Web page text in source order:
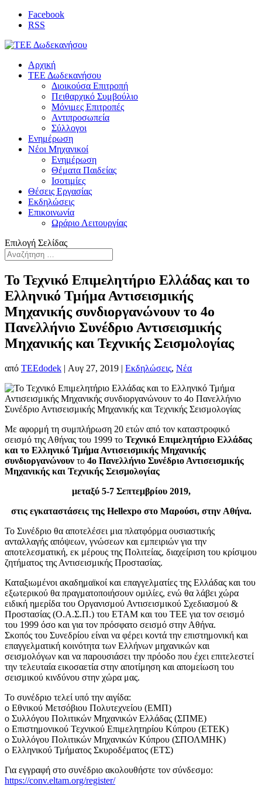
Facebook
RSS
Αρχική
ΤΕΕ Δωδεκανήσου
Διοικούσα Επιτροπή
Πειθαρχικό Συμβούλιο
Μόνιμες Επιτροπές
Αντιπροσωπεία
Σύλλογοι
Ενημέρωση
Νέοι Μηχανικοί
Ενημέρωση
Θέματα Παιδείας
Ισοτιμίες
Θέσεις Εργασίας
Εκδηλώσεις
Επικοινωνία
Ωράριο Λειτουργίας
Επιλογή Σελίδας
Το Τεχνικό Επιμελητήριο Ελλάδας και το
Ελληνικό Τμήμα Αντισεισμικής
Μηχανικής συνδιοργανώνουν το 4ο
Πανελλήνιο Συνέδριο Αντισεισμικής
Μηχανικής και Τεχνικής Σεισμολογίας
από TEEdodek | Αυγ 27, 2019 | Εκδηλώσεις, Νέα
Με αφορμή τη συμπλήρωση 20 ετών από τον καταστροφικό
σεισμό της Αθήνας του 1999 το Τεχνικό Επιμελητήριο Ελλάδας
και το Ελληνικό Τμήμα Αντισεισμικής Μηχανικής
συνδιοργανώνουν το 4ο Πανελλήνιο Συνέδριο Αντισεισμικής
Μηχανικής και Τεχνικής Σεισμολογίας
μεταξύ 5-7 Σεπτεμβρίου 2019,
στις εγκαταστάσεις της Hellexpo στο Μαρούσι, στην Αθήνα.
Το Συνέδριο θα αποτελέσει μια πλατφόρμα ουσιαστικής
ανταλλαγής απόψεων, γνώσεων και εμπειριών για την
αποτελεσματική, εκ μέρους της Πολιτείας, διαχείριση του κρίσιμου
ζητήματος της Αντισεισμικής Προστασίας.
Καταξιωμένοι ακαδημαϊκοί και επαγγελματίες της Ελλάδας και του
εξωτερικού θα πραγματοποιήσουν ομιλίες, ενώ θα λάβει χώρα
ειδική ημερίδα του Οργανισμού Αντισεισμικού Σχεδιασμού &
Προστασίας (Ο.Α.Σ.Π.) του ΕΤΑΜ και του ΤΕΕ για τον σεισμό
του 1999 όσο και για τον πρόσφατο σεισμό στην Αθήνα.
Σκοπός του Συνεδρίου είναι να φέρει κοντά την επιστημονική και
επαγγελματική κοινότητα των Ελλήνων μηχανικών και
σεισμολόγων και να παρουσιάσει την πρόοδο που έχει επιτελεστεί
την τελευταία εικοσαετία στην αποτίμηση και απομείωση του
σεισμικού κινδύνου στην χώρα μας.
Το συνέδριο τελεί υπό την αιγίδα:
o Εθνικού Μετσόβιου Πολυτεχνείου (ΕΜΠ)
o Συλλόγου Πολιτικών Μηχανικών Ελλάδας (ΣΠΜΕ)
o Επιστημονικού Τεχνικού Επιμελητηρίου Κύπρου (ΕΤΕΚ)
o Συλλόγου Πολιτικών Μηχανικών Κύπρου (ΣΠΟΛΜΗΚ)
o Ελληνικού Τμήματος Σκυροδέματος (ΕΤΣ)
Για εγγραφή στο συνέδριο ακολουθήστε τον σύνδεσμο:
https://conv.eltam.org/register/